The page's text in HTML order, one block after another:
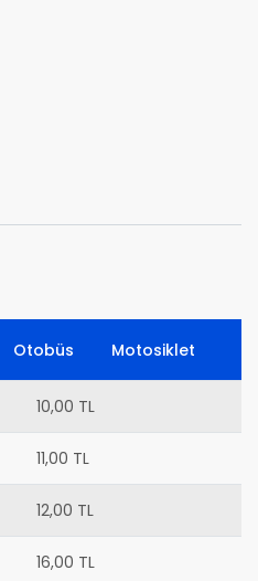
Otobüs Motosiklet
10,00 TL
11,00 TL
12,00 TL
16,00 TL